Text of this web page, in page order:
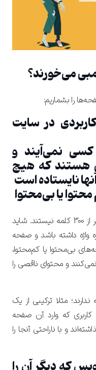
می‌خورند؟
را بشماریم:
در سایت
نمی‌آیند و
هستند که هیچ
نایستاده است
یا بی‌محتوا
البته منظورم از کم محتوا، متن‌های کمتر از 300 کلمه نیستند. شاید
داشته باشد و صفحه
بی‌محتوا یا کم‌محتوا،
و محتوای ناقصی را
مثلا ترکیبی از یک
که وارد آن صفحه
و با ناراحتی آنجا را